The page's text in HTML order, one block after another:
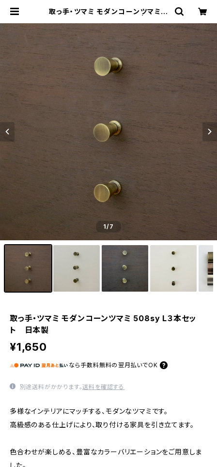
取っ手・ツマミ モダンコーンツマミ 5
1/7
取っ手・ツマミ モダンコーンツマミ 508sy L３本セッ
ト 日本製
¥1,650
なら 手数料無料の 翌月払いでOK
別途送料がかかります。送料を確認する
多様なインテリアにマッチする、モダンなツマミです。
高級感のある仕上げにより、取り付ける家具を引き立てます。
色合わせが楽しめる、豊富なカラーバリエーションをご用意しま
した。